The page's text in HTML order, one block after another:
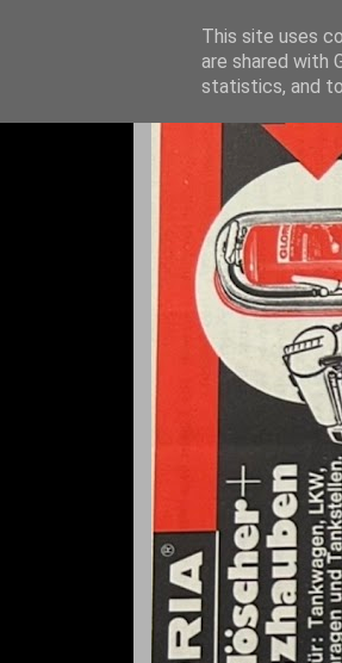
This site uses
are shared with
statistics, and